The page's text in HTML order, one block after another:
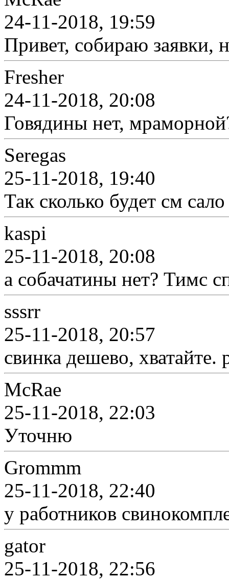
24-11-2018, 19:59
Привет, собираю заявки,
Fresher
24-11-2018, 20:08
Говядины нет,
Seregas
25-11-2018, 19:40
Так сколько будет см
kaspi
25-11-2018, 20:08
а собачатины нет? Тимс
sssrr
25-11-2018, 20:57
свинка дешево,
McRae
25-11-2018, 22:03
Уточню
Grommm
25-11-2018, 22:40
у работников
gator
25-11-2018, 22:56